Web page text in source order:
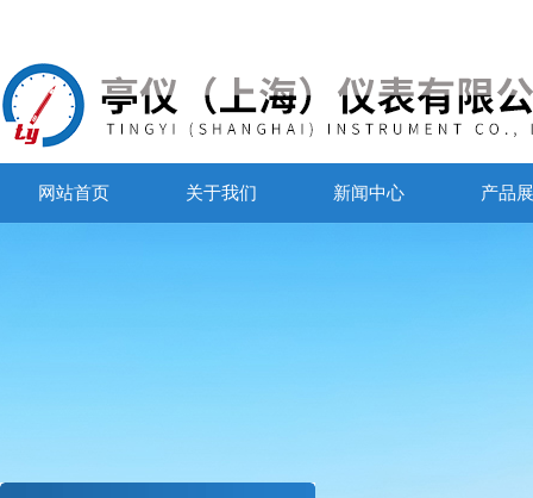
网站首页 关于我们 新闻中心 产品